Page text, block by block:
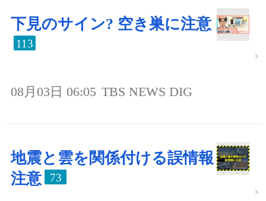
下見のサイン? 空き巣に注意
113
08月03日 06:05 TBS NEWS DIG
地震と雲を関係付ける誤情報
注意
73